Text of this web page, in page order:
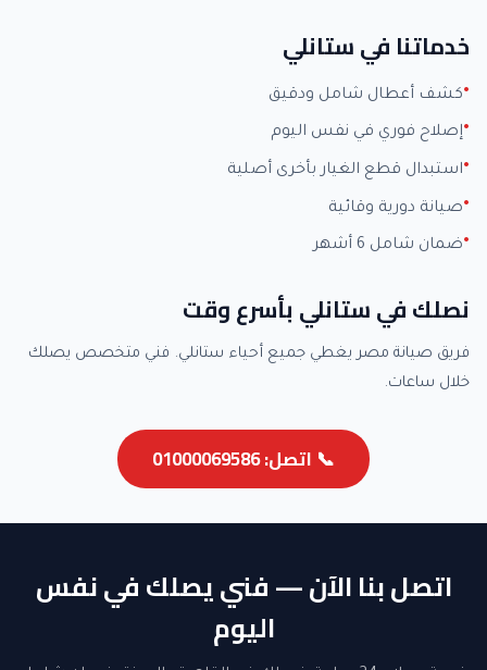
خدماتنا في ستانلي
كشف أعطال شامل ودقيق
إصلاح فوري في نفس اليوم
استبدال قطع الغيار بأخرى أصلية
صيانة دورية وقائية
ضمان شامل 6 أشهر
نصلك في ستانلي بأسرع وقت
فريق صيانة مصر يغطي جميع أحياء ستانلي. فني متخصص يصلك
خلال ساعات.
📞 اتصل: 01000069586
اتصل بنا الآن — فني يصلك في نفس
اليوم